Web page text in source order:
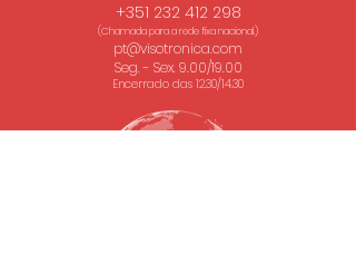
+351 232 412 298
(Chamada para a rede fixa nacional.)
pt@visotronica.com
Seg. - Sex. 9.00/19.00
Encerrado das 12.30/14.30